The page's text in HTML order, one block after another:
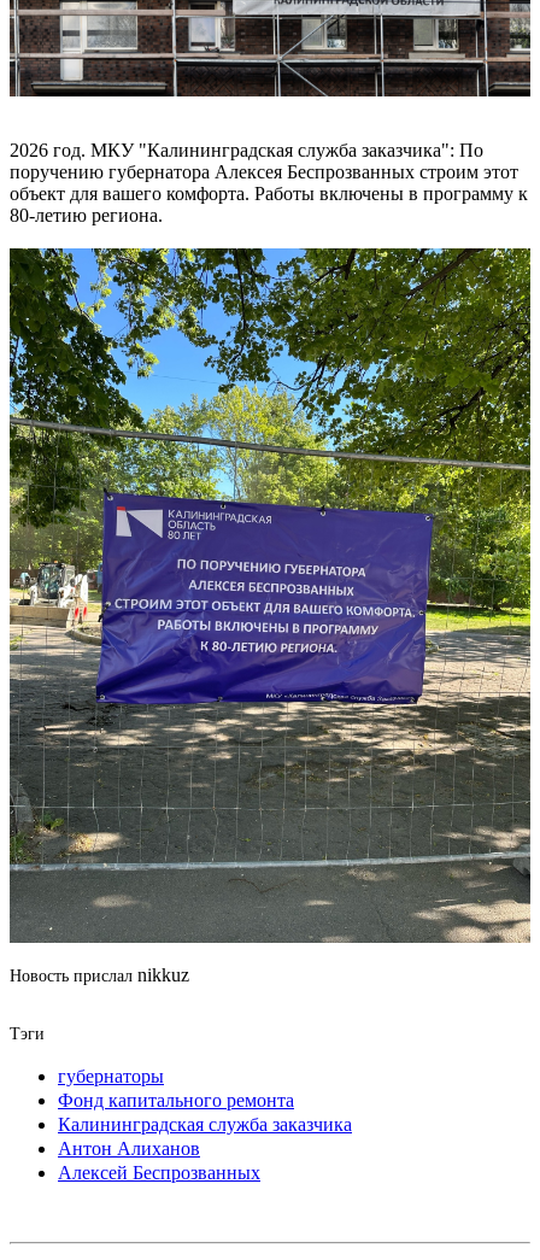
2026 год. МКУ "Калининградская служба заказчика": По
поручению губернатора Алексея Беспрозванных строим этот
объект для вашего комфорта. Работы включены в программу к
80-летию региона.
Новость прислал nikkuz
Тэги
губернаторы
Фонд капитального ремонта
Калининградская служба заказчика
Антон Алиханов
Алексей Беспрозванных